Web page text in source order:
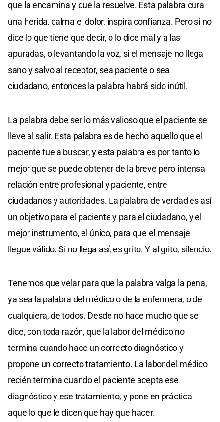
que la encamina y que la resuelve. Esta palabra cura
una herida, calma el dolor, inspira confianza. Pero si no
dice lo que tiene que decir, o lo dice mal y a las
apuradas, o levantando la voz, si el mensaje no llega
sano y salvo al receptor, sea paciente o sea
ciudadano, entonces la palabra habrá sido inútil.
La palabra debe ser lo más valioso que el paciente se
lleve al salir. Esta palabra es de hecho aquello que el
paciente fue a buscar, y esta palabra es por tanto lo
mejor que se puede obtener de la breve pero intensa
relación entre profesional y paciente, entre
ciudadanos y autoridades. La palabra de verdad es así
un objetivo para el paciente y para el ciudadano, y el
mejor instrumento, el único, para que el mensaje
llegue válido. Si no llega así, es grito. Y al grito, silencio.
Tenemos que velar para que la palabra valga la pena,
ya sea la palabra del médico o de la enfermera, o de
cualquiera, de todos. Desde no hace mucho que se
dice, con toda razón, que la labor del médico no
termina cuando hace un correcto diagnóstico y
propone un correcto tratamiento. La labor del médico
recién termina cuando el paciente acepta ese
diagnóstico y ese tratamiento, y pone en práctica
aquello que le dicen que hay que hacer.